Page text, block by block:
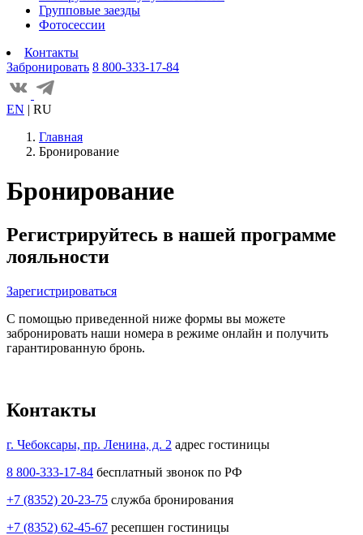
Групповые заезды
Фотосессии
Контакты
Забронировать 8 800-333-17-84
EN | RU
Главная
Бронирование
Бронирование
Регистрируйтесь в нашей программе
лояльности
Зарегистрироваться
С помощью приведенной ниже формы вы можете
забронировать наши номера в режиме онлайн и получить
гарантированную бронь.
Контакты
г. Чебоксары, пр. Ленина, д. 2 адрес гостиницы
8 800-333-17-84 бесплатный звонок по РФ
+7 (8352) 20-23-75 служба бронирования
+7 (8352) 62-45-67 ресепшен гостиницы